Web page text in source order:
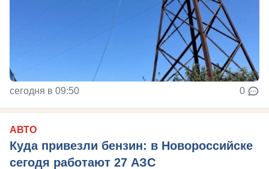
сегодня в 09:50 0
АВТО
Куда привезли бензин: в Новороссийске
сегодя работают 27 АЗС